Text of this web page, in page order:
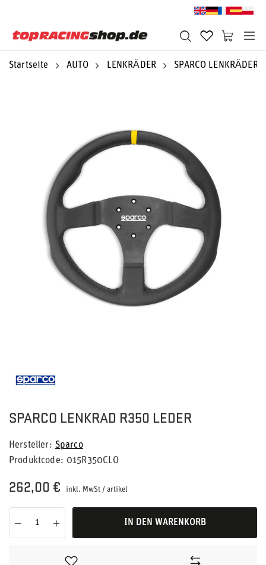
Startseite AUTO LENKRÄDER SPARCO LENKRÄDER
SPARCO LENKRAD R350 LEDER
Hersteller
Sparco
Produktcode
015R350CLO
262,00 € inkl. MwSt / artikel
IN DEN WARENKORB